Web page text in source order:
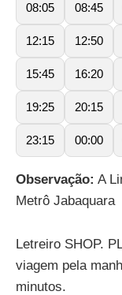
08:05 08:45
12:15 12:50
15:45 16:20
19:25 20:15
23:15 00:00
Observação: A
Metrô Jabaquara
Letreiro SHOP.
viagem pela
minutos.